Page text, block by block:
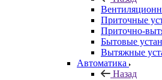
Приточные
Приточно-
Бытовые
Вытяжные
Автоматика
Назад